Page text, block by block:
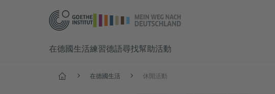
在德國生活練習德語尋找幫助活動
首頁 在德國生活 休閒活動